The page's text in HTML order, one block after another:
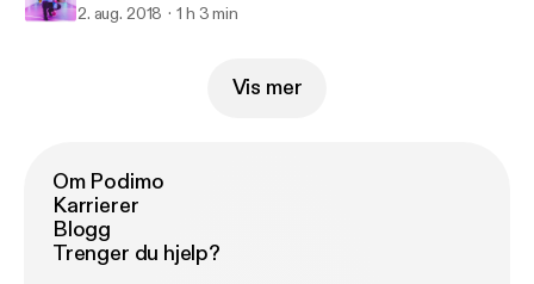
2. aug. 2018 1 h 3 min
Vis mer
Om Podimo
Karrierer
Blogg
Trenger du hjelp?